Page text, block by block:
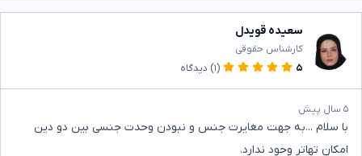
سعیده قویدل
کارشناس حقوقی
۵
(۱) دیدگاه
۵ سال پیش
با سلام ...به جهت مغایرت جنس و نبودن وحدت جنسی بین دو دین
امکان تهاتر وحود ندارد.